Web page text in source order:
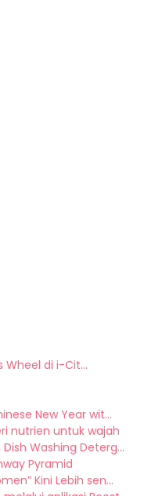
Wheel di i-Cit...
New Year wit...
nutrien untuk wajah
Washing Deterg...
Pyramid
Kini Lebih sen...